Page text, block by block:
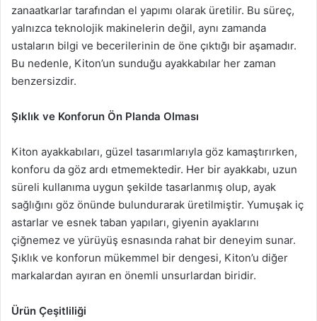
zanaatkarlar tarafından el yapımı olarak üretilir. Bu süreç,
yalnızca teknolojik makinelerin değil, aynı zamanda
ustaların bilgi ve becerilerinin de öne çıktığı bir aşamadır.
Bu nedenle, Kiton’un sunduğu ayakkabılar her zaman
benzersizdir.
Şıklık ve Konforun Ön Planda Olması
Kiton ayakkabıları, güzel tasarımlarıyla göz kamaştırırken,
konforu da göz ardı etmemektedir. Her bir ayakkabı, uzun
süreli kullanıma uygun şekilde tasarlanmış olup, ayak
sağlığını göz önünde bulundurarak üretilmiştir. Yumuşak iç
astarlar ve esnek taban yapıları, giyenin ayaklarını
çiğnemez ve yürüyüş esnasında rahat bir deneyim sunar.
Şıklık ve konforun mükemmel bir dengesi, Kiton’u diğer
markalardan ayıran en önemli unsurlardan biridir.
Ürün Çeşitliliği